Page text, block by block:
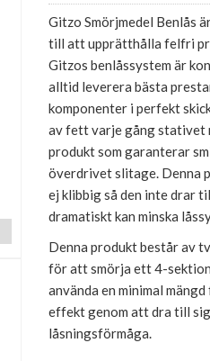
Gitzo Smörjmedel Benlås
till att upprätthålla felfri
Gitzos benlåssystem är
alltid leverera bästa
komponenter i perfekt
av fett varje gång stativet
produkt som garanterar
överdrivet slitage. Denna
ej klibbig så den inte drar
dramatiskt kan minska
Denna produkt består av
för att smörja ett 4-
använda en minimal
effekt genom att dra till
låsningsförmåga.